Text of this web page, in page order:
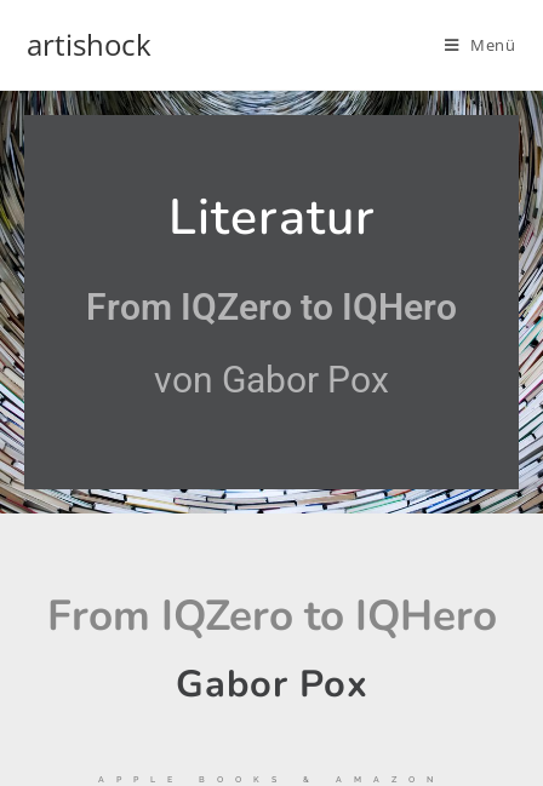
artishock Menü
Literatur
From IQZero to IQHero
von Gabor Pox
From IQZero to IQHero
Gabor Pox
APPLE BOOKS & AMAZON